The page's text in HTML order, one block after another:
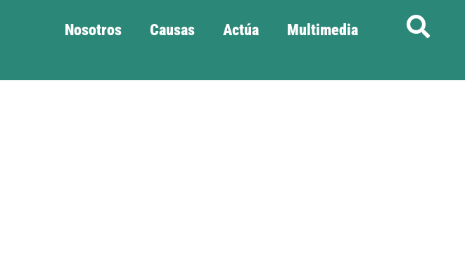
Nosotros Causas Actúa Multimedia